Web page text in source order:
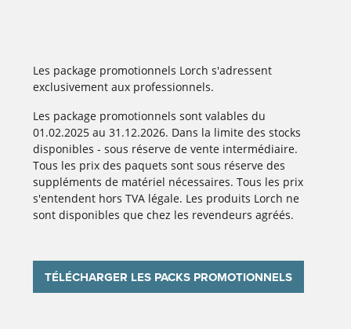
Les package promotionnels Lorch s'adressent
exclusivement aux professionnels.
Les package promotionnels sont valables du
01.02.2025 au 31.12.2026. Dans la limite des stocks
disponibles - sous réserve de vente intermédiaire.
Tous les prix des paquets sont sous réserve des
suppléments de matériel nécessaires. Tous les prix
s'entendent hors TVA légale. Les produits Lorch ne
sont disponibles que chez les revendeurs agréés.
TÉLÉCHARGER LES PACKS PROMOTIONNELS